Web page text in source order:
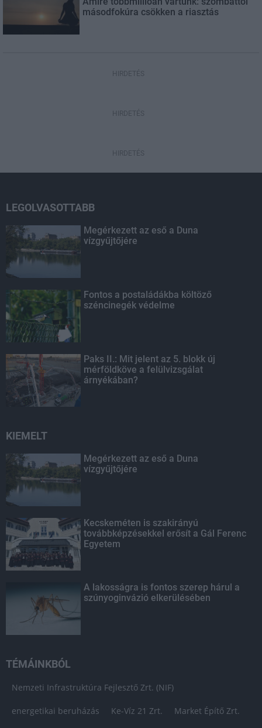
másodfokúra csökken a riasztás
HIRDETÉS
HIRDETÉS
HIRDETÉS
LEGOLVASOTTABB
Megérkezett az eső a Duna
vízgyűjtőjére
Fontos a postaládákba költöző
széncinegék védelme
Paks II.: Mit jelent az 5. blokk új
mérföldköve a felülvizsgálat
árnyékában?
KIEMELT
Megérkezett az eső a Duna
vízgyűjtőjére
Kecskeméten is szakirányú
továbbképzésekkel erősít a Gál Ferenc
Egyetem
A lakosságra is fontos szerep hárul a
szúnyoginvázió elkerülésében
TÉMÁINKBÓL
Nemzeti Infrastruktúra Fejlesztő Zrt. (NIF)
energetikai beruházás Ke-Víz 21 Zrt. Market Építő Zrt.